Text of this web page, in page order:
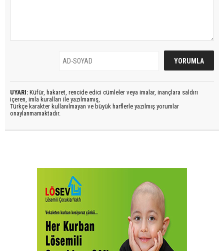
UYARI: Küfür, hakaret, rencide edici cümleler veya imalar, inançlara saldırı
içeren, imla kuralları ile yazılmamış,
Türkçe karakter kullanılmayan ve büyük harflerle yazılmış yorumlar
onaylanmamaktadır.